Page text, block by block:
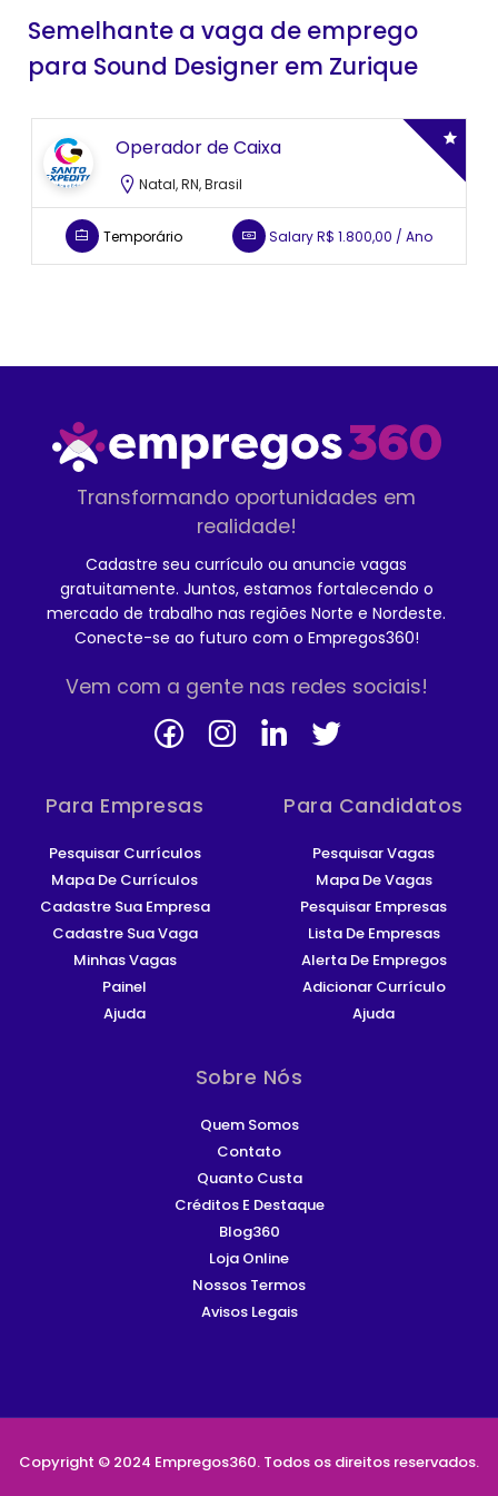
Semelhante a vaga de emprego
para Sound Designer em Zurique
Operador de Caixa
Natal, RN, Brasil
Temporário SalaryR$ 1.800,00 / Ano
Transformando oportunidades em
realidade!
Cadastre seu currículo ou anuncie vagas
gratuitamente. Juntos, estamos fortalecendo o
mercado de trabalho nas regiões Norte e Nordeste.
Conecte-se ao futuro com o Empregos360!
Vem com a gente nas redes sociais!
Para Empresas
Pesquisar Currículos
Mapa De Currículos
Cadastre Sua Empresa
Cadastre Sua Vaga
Minhas Vagas
Painel
Ajuda
Para Candidatos
Pesquisar Vagas
Mapa De Vagas
Pesquisar Empresas
Lista De Empresas
Alerta De Empregos
Adicionar Currículo
Ajuda
Sobre Nós
Quem Somos
Contato
Quanto Custa
Créditos E Destaque
Blog360
Loja Online
Nossos Termos
Avisos Legais
Copyright © 2024 Empregos360. Todos os direitos reservados.